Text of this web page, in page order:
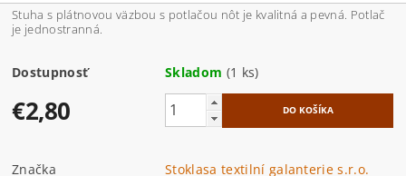
Stuha s plátnovou väzbou s potlačou nôt je kvalitná a pevná. Potlač
je jednostranná.
Dostupnosť Skladom (1 ks)
€2,80
Značka
Stoklasa textilní galanterie s.r.o.